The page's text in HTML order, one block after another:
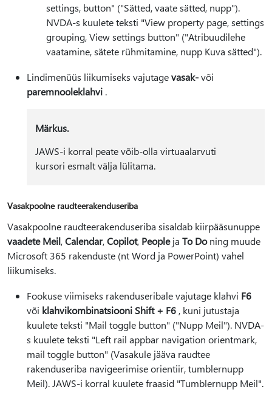
settings, button" ("Sätted, vaate sätted, nupp").
NVDA-s kuulete teksti "View property page, settings
grouping, View settings button" ("Atribuudilehe
vaatamine, sätete rühmitamine, nupp Kuva sätted").
Lindimenüüs liikumiseks vajutagevasak-või
paremnooleklahvi .
Märkus.
JAWS-i korral peate võib-olla virtuaalarvuti
kursori esmalt välja lülitama.
Vasakpoolne raudteerakenduseriba
Vasakpoolne raudteerakenduseriba sisaldab kiirpääsunuppe
vaadete Meil,Calendar,Copilot, Peopleja To Doning muude
Microsoft 365 rakenduste (nt Word ja PowerPoint) vahel
liikumiseks.
Fookuse viimiseks rakenduseribale vajutage klahvi F6
või klahvikombinatsiooni Shift + F6 , kuni jutustaja
kuulete teksti "Mail toggle button" ("Nupp Meil"). NVDA-
s kuulete teksti "Left rail appbar navigation orientmark,
mail toggle button" (Vasakule jääva raudtee
rakenduseriba navigeerimise orientiir, tumblernupp
Meil). JAWS-i korral kuulete fraasid "Tumblernupp Meil".